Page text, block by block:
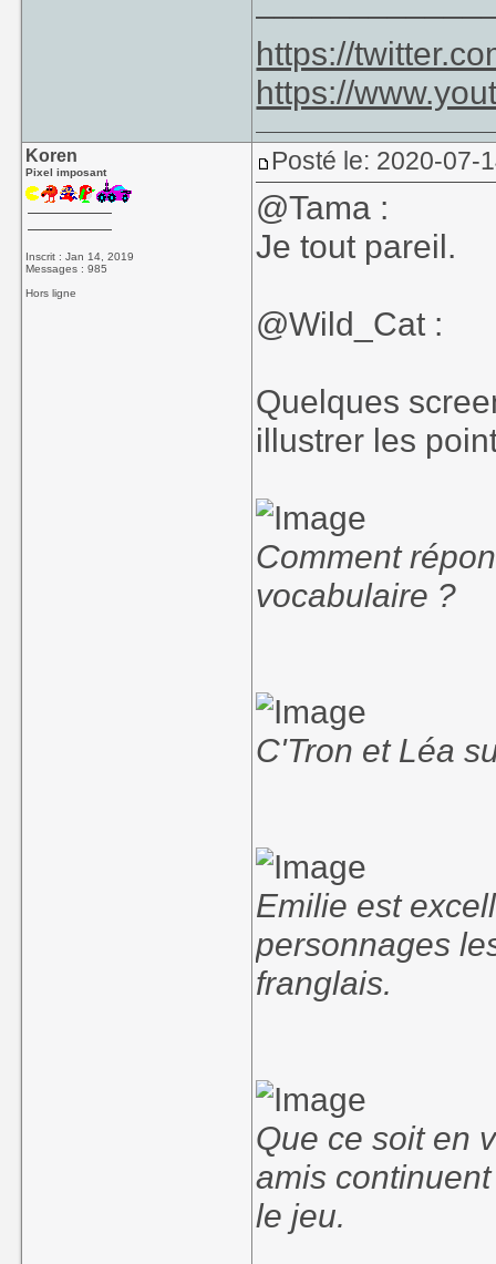
https://
https://
Koren
Pixel imposant
Inscrit : Jan 14, 2019
Messages : 985
Hors ligne
Posté le: 2020-07-
@Tama :
Je tout pareil.
@Wild_Cat :
Quelques
illustrer les
Comment
vocabulaire ?
C'Tron et Léa
Emilie est
personnages
franglais.
Que ce soit en
amis
le jeu.